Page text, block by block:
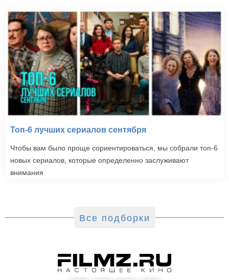
Топ-6 лучших сериалов сентября
Чтобы вам было проще сориентироваться, мы собрали топ-6
новых сериалов, которые определенно заслуживают
внимания
Все подборки